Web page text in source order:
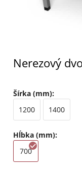
Nerezový
Šírka (mm):
1200
1400
Hĺbka (mm):
700